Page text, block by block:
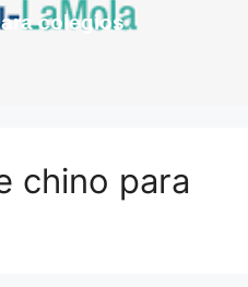
colegios
chino para